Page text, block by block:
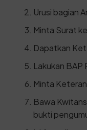
Urusi bagian
Minta Surat
Dapatkan
Lakukan BAP
Minta
Bawa
bukti